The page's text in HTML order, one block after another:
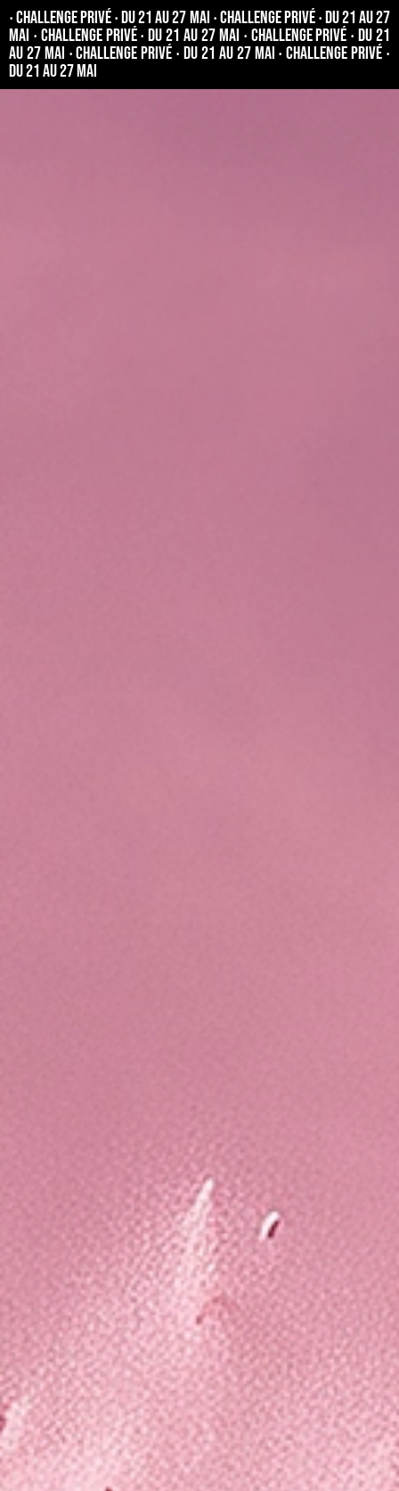
‧ Challenge privé ‧ Du 21 au 27 mai ‧ Challenge privé ‧ Du 21 au 27
mai ‧ Challenge privé ‧ Du 21 au 27 mai ‧ Challenge privé ‧ Du 21
au 27 mai ‧ Challenge privé ‧ Du 21 au 27 mai ‧ Challenge privé ‧
Du 21 au 27 mai